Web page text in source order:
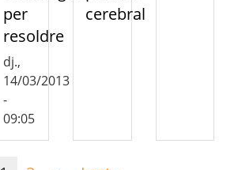
per
resoldre
dj.,
14/03/2013
-
09:05
cerebral